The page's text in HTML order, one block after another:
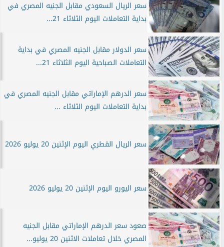
سعر الريال السعودي مقابل الجنيه المصري في
بداية التعاملات اليوم الثلاثاء 21...
سعر الدولار مقابل الجنيه المصري في بداية
التعاملات الصباحية اليوم الثلاثاء 21...
سعر الدرهم الإماراتي مقابل الجنيه المصري في
بداية التعاملات اليوم الثلاثاء ...
سعر الريال القطري اليوم الإثنين 20 يوليو 2026
سعر اليورو اليوم الإثنين 20 يوليو 2026
صعود سعر الدرهم الإماراتي مقابل الجنيه
المصري خلال تعاملات الاثنين 20 يوليو...